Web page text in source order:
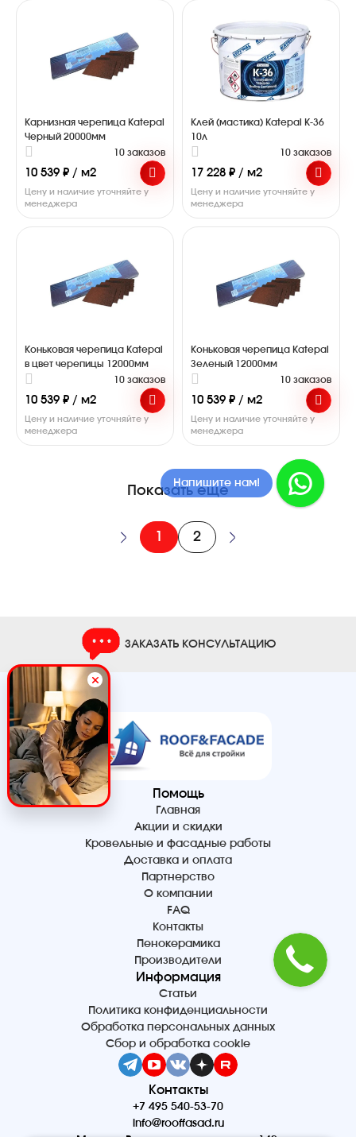
Карнизная черепица Katepal
Черный 20000мм
10 заказов
10 539 ₽ / м2
Цену и наличие уточняйте у
менеджера
Клей (мастика) Katepal K-36
10л
10 заказов
17 228 ₽ / м2
Цену и наличие уточняйте у
менеджера
Коньковая черепица Katepal
в цвет черепицы 12000мм
10 заказов
10 539 ₽ / м2
Цену и наличие уточняйте у
менеджера
Коньковая черепица Katepal
Зеленый 12000мм
10 заказов
10 539 ₽ / м2
Цену и наличие уточняйте у
менеджера
Показать еще
1 2
ЗАКАЗАТЬ КОНСУЛЬТАЦИЮ
Помощь
Главная
Акции и скидки
Кровельные и фасадные работы
Доставка и оплата
Партнерство
О компании
FAQ
Контакты
Пенокерамика
Производители
Информация
Статьи
Политика конфиденциальности
Обработка персональных данных
Сбор и обработка cookie
Контакты
+7 495 540-53-70
info@rooffasad.ru
Напишите нам!
Напишите в MAX!